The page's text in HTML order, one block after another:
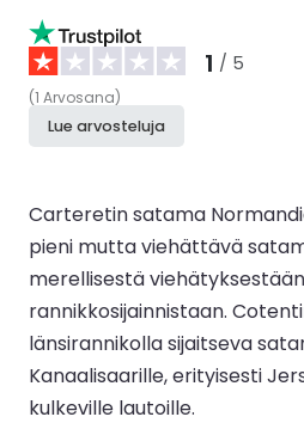
1 / 5
(1 Arvosana)
Lue arvosteluja
Carteretin satama
pieni mutta viehättävä
merellisestä
rannikkosijainnistaan.
länsirannikolla sijaitseva
Kanaalisaarille, erityisesti
kulkeville lautoille.